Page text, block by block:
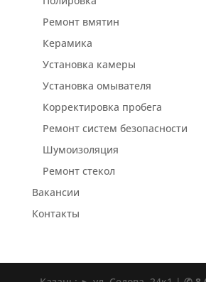
Ремонт вмятин
Керамика
Установка камеры
Установка омывателя
Корректировка пробега
Ремонт систем безопасности
Шумоизоляция
Ремонт стекол
Вакансии
Контакты